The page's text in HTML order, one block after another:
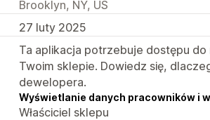
Brooklyn, NY, US
27 luty 2025
Ta aplikacja potrzebuje dostępu do
Twoim sklepie. Dowiedz się,
dewelopera.
Wyświetlanie danych pracowników i
Właściciel sklepu